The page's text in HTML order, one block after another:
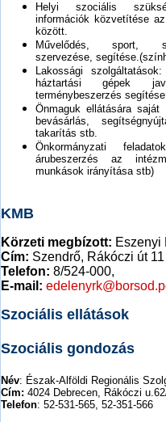
Helyi szociális
információk közvetítése
között.
Művelődés, sport,
szervezése,
Lakossági
háztartási gépek
terménybeszerzés
Önmaguk ellátására
bevásárlás,
takarítás stb.
Önkormányzati
árubeszerzés az
munkások irányítása stb)
KMB
Körzeti megbízott: Eszenyi
Cím: Szendrő, Rákóczi út 11
Telefon: 8/524-000,
E-mail:
Szociális ellátások
Szociális gondozás
Név: Észak-Alföldi Regionális
Cím: 4024 Debrecen, Rákóczi
Telefon: 52-531-565, 52-351-566